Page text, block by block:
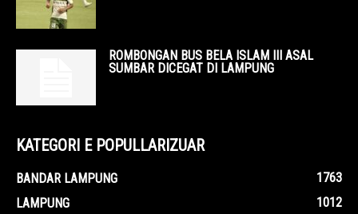
ROMBONGAN BUS BELA ISLAM III ASAL
SUMBAR DICEGAT DI LAMPUNG
KATEGORI E POPULLARIZUAR
BANDAR LAMPUNG
1763
LAMPUNG
1012